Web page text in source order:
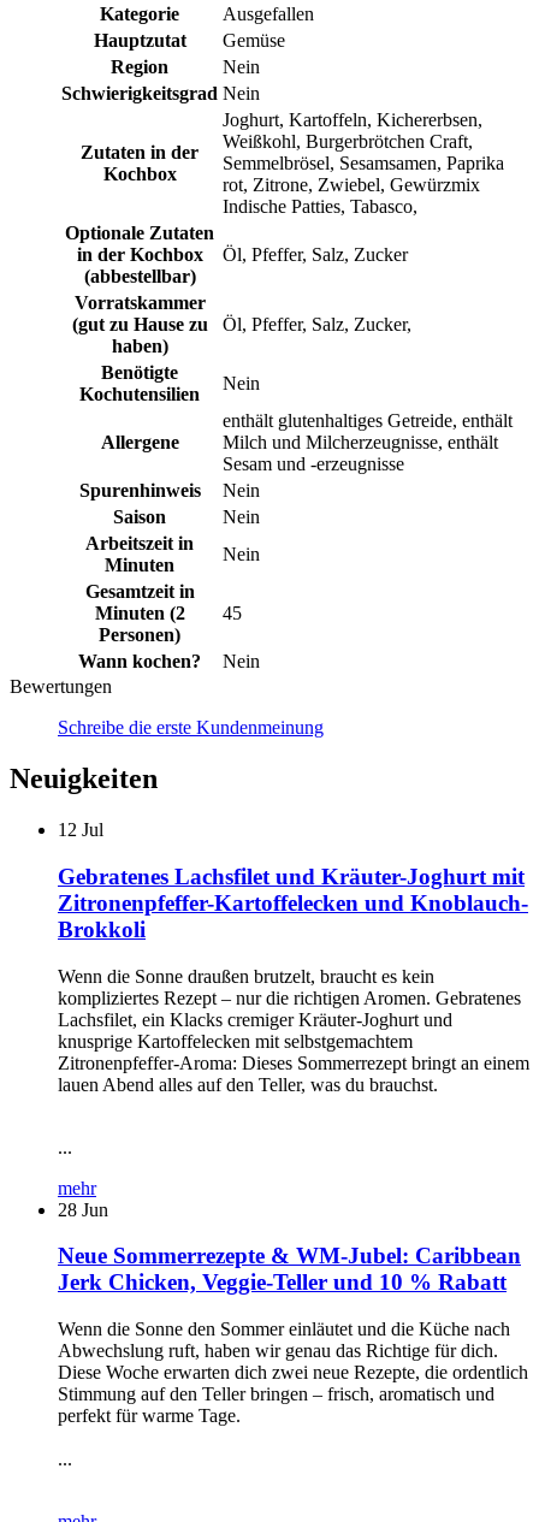
Kategorie
Ausgefallen
Hauptzutat
Gemüse
Region
Nein
Schwierigkeitsgrad Nein
Zutaten in der
Kochbox
Joghurt, Kartoffeln, Kichererbsen,
Weißkohl, Burgerbrötchen Craft,
Semmelbrösel, Sesamsamen, Paprika
rot, Zitrone, Zwiebel, Gewürzmix
Indische Patties, Tabasco,
Optionale Zutaten
in der Kochbox
(abbestellbar)
Öl, Pfeffer, Salz, Zucker
Vorratskammer
(gut zu Hause zu
haben)
Öl, Pfeffer, Salz, Zucker,
Benötigte
Kochutensilien
Nein
Allergene
enthält glutenhaltiges Getreide, enthält
Milch und Milcherzeugnisse, enthält
Sesam und -erzeugnisse
Spurenhinweis
Nein
Saison
Nein
Arbeitszeit in
Minuten
Nein
Gesamtzeit in
Minuten (2
Personen)
45
Wann kochen?
Nein
Bewertungen
Schreibe die erste Kundenmeinung
Neuigkeiten
12 Jul
Gebratenes Lachsfilet und Kräuter-Joghurt mit
Zitronenpfeffer-Kartoffelecken und Knoblauch-
Brokkoli
Wenn die Sonne draußen brutzelt, braucht es kein
kompliziertes Rezept – nur die richtigen Aromen. Gebratenes
Lachsfilet, ein Klacks cremiger Kräuter-Joghurt und
knusprige Kartoffelecken mit selbstgemachtem
Zitronenpfeffer-Aroma: Dieses Sommerrezept bringt an einem
lauen Abend alles auf den Teller, was du brauchst.
...
mehr
28 Jun
Neue Sommerrezepte & WM-Jubel: Caribbean
Jerk Chicken, Veggie-Teller und 10 % Rabatt
Wenn die Sonne den Sommer einläutet und die Küche nach
Abwechslung ruft, haben wir genau das Richtige für dich.
Diese Woche erwarten dich zwei neue Rezepte, die ordentlich
Stimmung auf den Teller bringen – frisch, aromatisch und
perfekt für warme Tage.
...